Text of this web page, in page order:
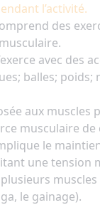
l’activité.
des
avec des
balles; poids;
aux muscles
musculaire de
le
une tension
muscles
le gainage).